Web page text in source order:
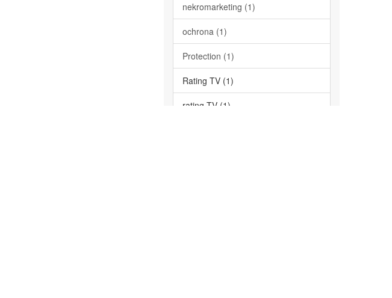
nekromarketing (1)
ochrona (1)
Protection (1)
Rating TV (1)
rating TV (1)